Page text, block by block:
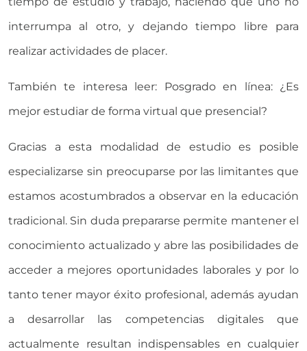
interrumpa al otro, y dejando tiempo libre para
realizar actividades de placer.
También te interesa leer: Posgrado en línea: ¿Es
mejor estudiar de forma virtual que presencial?
Gracias a esta modalidad de estudio es posible
especializarse sin preocuparse por las limitantes que
estamos acostumbrados a observar en la educación
tradicional. Sin duda prepararse permite mantener el
conocimiento actualizado y abre las posibilidades de
acceder a mejores oportunidades laborales y por lo
tanto tener mayor éxito profesional, además ayudan
a desarrollar las competencias digitales que
actualmente resultan indispensables en cualquier